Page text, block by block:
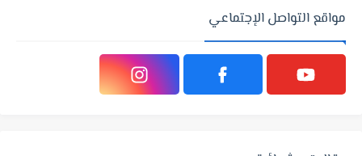
مواقع التواصل الإجتماعي